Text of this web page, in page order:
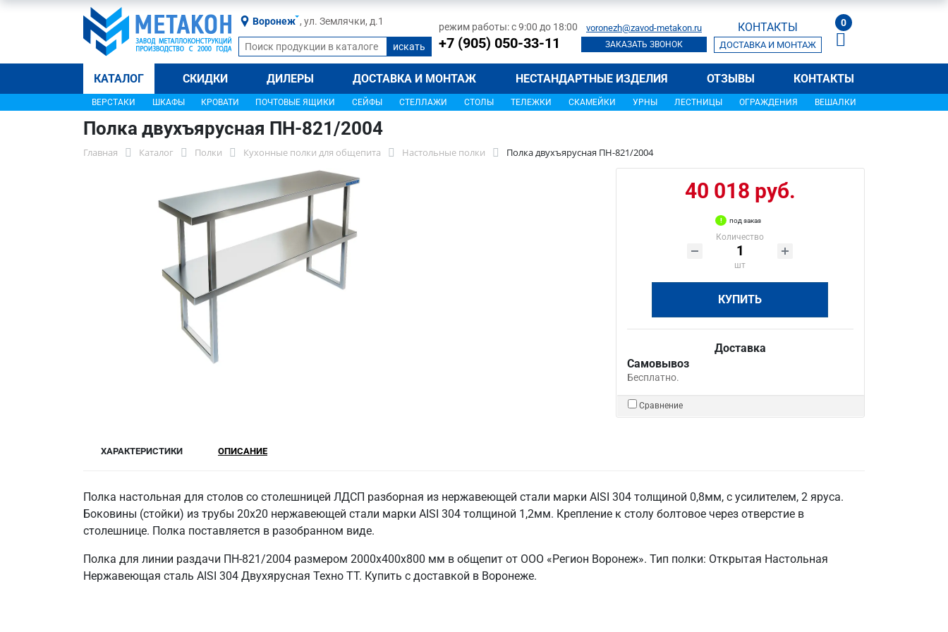
Воронеж , ул. Землячки, д.1 режим работы: с 9:00 до 18:00
+7 (905) 050-33-11
voronezh@zavod-metakon.ru
ЗАКАЗАТЬ ЗВОНОК
КОНТАКТЫ
ДОСТАВКА И МОНТАЖ
0
КАТАЛОГ СКИДКИ ДИЛЕРЫ ДОСТАВКА И МОНТАЖ НЕСТАНДАРТНЫЕ ИЗДЕЛИЯ ОТЗЫВЫ КОНТАКТЫ
ВЕРСТАКИ ШКАФЫ КРОВАТИ ПОЧТОВЫЕ ЯЩИКИ СЕЙФЫ СТЕЛЛАЖИ СТОЛЫ ТЕЛЕЖКИ СКАМЕЙКИ УРНЫ ЛЕСТНИЦЫ ОГРАЖДЕНИЯ ВЕШАЛКИ
Полка двухъярусная ПН-821/2004
Главная Каталог Полки Кухонные полки для общепита Настольные полки Полка двухъярусная ПН-821/2004
40 018 руб.
под заказ
Количество
шт
КУПИТЬ
Доставка
Самовывоз
Бесплатно.
Сравнение
ХАРАКТЕРИСТИКИ ОПИСАНИЕ
Полка настольная для столов со столешницей ЛДСП разборная из нержавеющей стали марки AISI 304 толщиной 0,8мм, с усилителем, 2 яруса.
Боковины (стойки) из трубы 20х20 нержавеющей стали марки AISI 304 толщиной 1,2мм. Крепление к столу болтовое через отверстие в
столешнице. Полка поставляется в разобранном виде.
Полка для линии раздачи ПН-821/2004 размером 2000х400х800 мм в общепит от ООО «Регион Воронеж». Тип полки: Открытая Настольная
Нержавеющая сталь AISI 304 Двухярусная Техно ТТ. Купить с доставкой в Воронеже.